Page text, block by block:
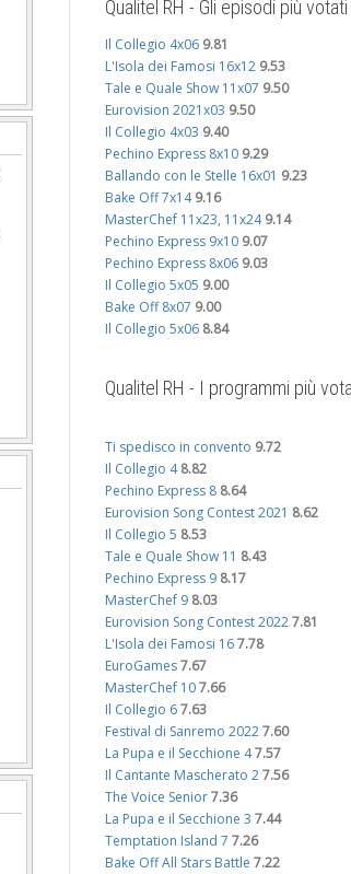
Qualitel RH - Gli episodi più votati
Il Collegio 4x06 9.81
L'Isola dei Famosi 16x12 9.53
Tale e Quale Show 11x07 9.50
Eurovision 2021x03 9.50
Il Collegio 4x03 9.40
Pechino Express 8x10 9.29
Ballando con le Stelle 16x01 9.23
Bake Off 7x14 9.16
MasterChef 11x23, 11x24 9.14
Pechino Express 9x10 9.07
Pechino Express 8x06 9.03
Il Collegio 5x05 9.00
Bake Off 8x07 9.00
Il Collegio 5x06 8.84
Qualitel RH - I programmi più
Ti spedisco in convento 9.72
Il Collegio 4 8.82
Pechino Express 8 8.64
Eurovision Song Contest 2021 8.62
Il Collegio 5 8.53
Tale e Quale Show 11 8.43
Pechino Express 9 8.17
MasterChef 9 8.03
Eurovision Song Contest 2022 7.81
L'Isola dei Famosi 16 7.78
EuroGames 7.67
MasterChef 10 7.66
Il Collegio 6 7.63
Festival di Sanremo 2022 7.60
La Pupa e il Secchione 47.57
Il Cantante Mascherato 2 7.56
The Voice Senior 7.36
La Pupa e il Secchione 3 7.44
Temptation Island 7 7.26
Bake Off All Stars Battle 7.22